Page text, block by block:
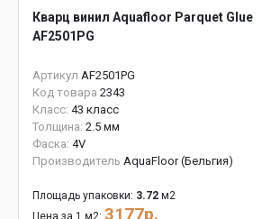
Кварц винил Aquafloor Parquet Glue
AF2501PG
Артикул AF2501PG
Код товара 2343
Класс: 43 класс
Толщина: 2.5 мм
Фаска: 4V
Производитель AquaFloor (Бельгия)
Площадь упаковки: 3.72 м2
Цена за 1 м2: 3177р.